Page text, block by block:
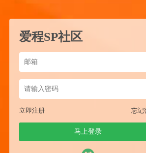
爱程SP社区
立即注册 忘记
马上登录